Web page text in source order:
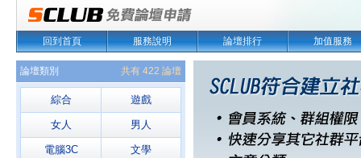
回到首頁 服務說明 論壇排行 加值服務
論壇類別 共有 422 論壇
綜合 遊戲
女人 男人
電腦3C 文學